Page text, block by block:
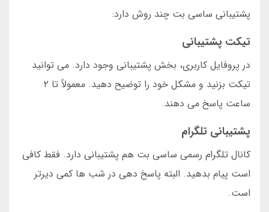
پشتیبانی ساسی بت چند روش دارد:
تیکت پشتیبانی
در پروفایل کاربری، بخش پشتیبانی وجود دارد. می توانید
تیکت بزنید و مشکل خود را توضیح دهید. معمولاً تا ۲
ساعت پاسخ می دهند.
پشتیبانی تلگرام
کانال تلگرام رسمی ساسی بت هم پشتیبانی دارد. فقط کافی
است پیام بدهید. البته پاسخ دهی در شب ها کمی دیرتر
است.